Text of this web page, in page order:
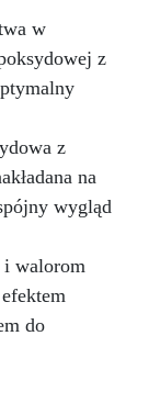
w
z
z
na
wygląd
i walorom
do